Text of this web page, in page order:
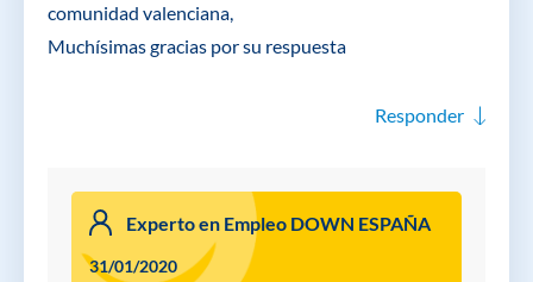
comunidad valenciana,
Muchísimas gracias por su respuesta
Responder
Experto en Empleo DOWN ESPAÑA
31/01/2020